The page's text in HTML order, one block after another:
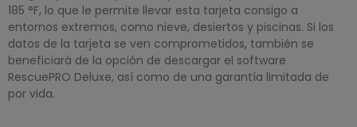
185 °F, lo que le permite llevar esta tarjeta consigo a
entornos extremos, como nieve, desiertos y piscinas. Si los
datos de la tarjeta se ven comprometidos, también se
beneficiará de la opción de descargar el software
RescuePRO Deluxe, así como de una garantía limitada de
por vida.